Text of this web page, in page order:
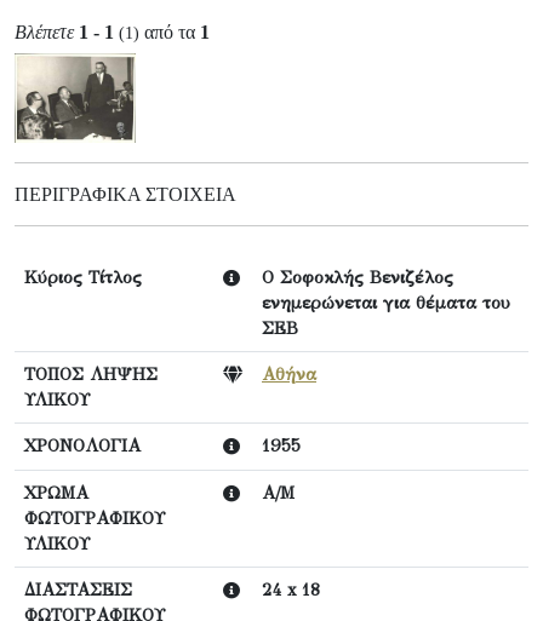
Βλέπετε 1 - 1 (1) από τα 1
ΠΕΡΙΓΡΑΦΙΚΆ ΣΤΟΙΧΕΊΑ
Κύριος Τίτλος
Ο Σοφοκλής Βενιζέλος
ενημερώνεται για θέματα του
ΣΕΒ
ΤΟΠΟΣ ΛΗΨΗΣ
ΥΛΙΚΟΥ
Αθήνα
ΧΡΟΝΟΛΟΓΙΑ 1955
ΧΡΩΜΑ
ΦΩΤΟΓΡΑΦΙΚΟΥ
ΥΛΙΚΟΥ
Α/Μ
ΔΙΑΣΤΑΣΕΙΣ
ΦΩΤΟΓΡΑΦΙΚΟΥ
24 x 18